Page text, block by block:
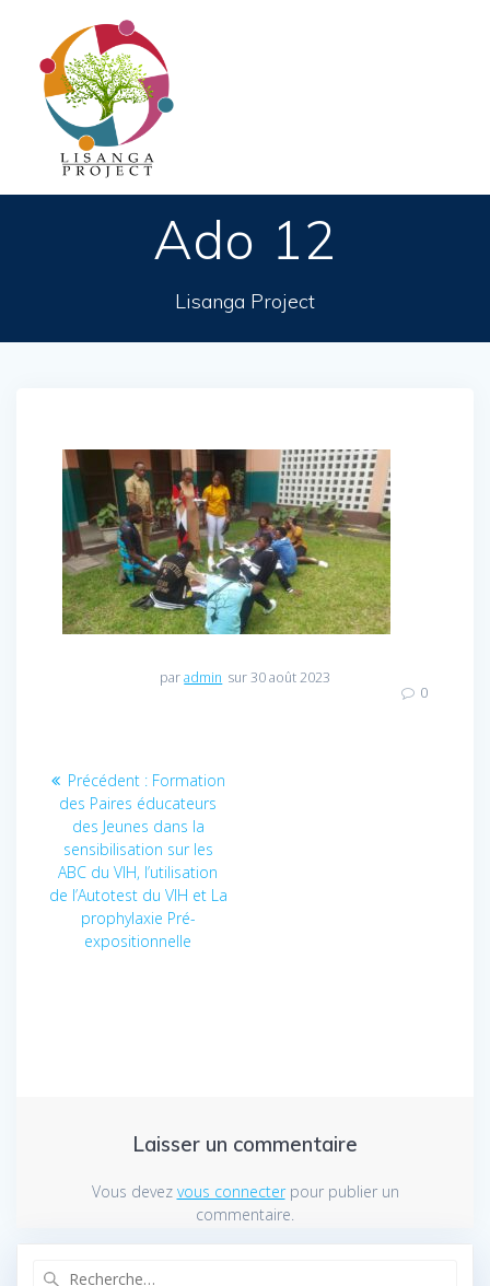
Ado 12
Lisanga Project
paradmin sur 30 août 2023
0
Navigation
l’article
Précédent : Article
précédent
:
Formation
des Paires éducateurs
des Jeunes dans la
sensibilisation sur les
ABC du VIH, l’utilisation
de l’Autotest du VIH et La
prophylaxie Pré-
expositionnelle
Laisser un commentaire
Vous devez vous connecterpour publier un
commentaire.